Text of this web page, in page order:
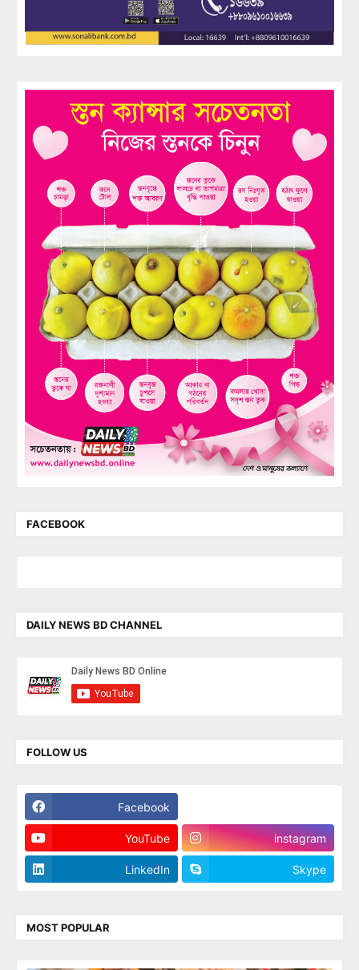
FACEBOOK
DAILY NEWS BD CHANNEL
FOLLOW US
Facebook
YouTube instagram
LinkedIn Skype
MOST POPULAR